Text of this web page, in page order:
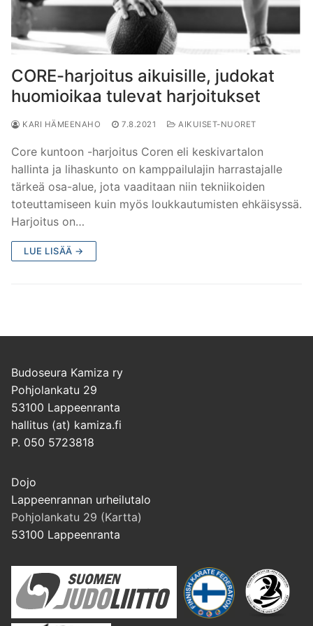
CORE-harjoitus aikuisille, judokat
huomioikaa tulevat harjoitukset
KARI HÄMEENAHO 7.8.2021 AIKUISET-NUORET
Core kuntoon -harjoitus Coren eli keskivartalon
hallinta ja lihaskunto on kamppailulajin harrastajalle
tärkeä osa-alue, jota vaaditaan niin tekniikoiden
toteuttamiseen kuin myös loukkautumisten ehkäisyssä.
Harjoitus on…
LUE LISÄÄ →
Budoseura Kamiza ry
Pohjolankatu 29
53100 Lappeenranta
hallitus (at) kamiza.fi
P. 050 5723818
Dojo
Lappeenrannan urheilutalo
Pohjolankatu 29 (Kartta)
53100 Lappeenranta